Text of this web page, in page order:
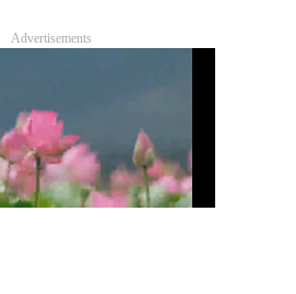
Advertisements